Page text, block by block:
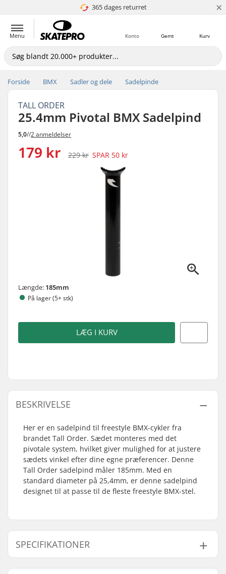
365 dages returret
4.8 ud af 5 ×
Menu Kurv
Gemt
Konto
Forside BMX Sadler og dele Sadelpinde
TALL ORDER
25.4mm Pivotal BMX Sadelpind
5,0//2 anmeldelser
179 kr 229 kr SPAR 50 kr
Længde: 185mm
På lager (5+ stk)
LÆG I KURV
BESKRIVELSE
Her er en sadelpind til freestyle BMX-cykler fra
brandet Tall Order. Sædet monteres med det
pivotale system, hvilket giver mulighed for at justere
sædets vinkel efter dine egne præferencer. Denne
Tall Order sadelpind måler 185mm. Med en
standard diameter på 25,4mm, er denne sadelpind
designet til at passe til de fleste freestyle BMX-stel.
SPECIFIKATIONER
Sæde:
Pivotal